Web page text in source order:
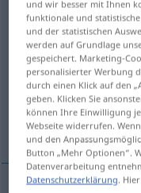
Übersicht aller
(Für mehr Details die
Schmalte,
Kobaltglas
und wir besser mit Ihnen
funktionale und
und der statistischen
werden auf Grundlage
gespeichert. Marketing-
personalisierter Werbung
durch einen Klick auf den
geben. Klicken Sie
können Ihre Einwilligung
Webseite widerrufen.
und den
Button „Mehr Optionen“.
Datenverarbeitung
Datenschutzerklärung.